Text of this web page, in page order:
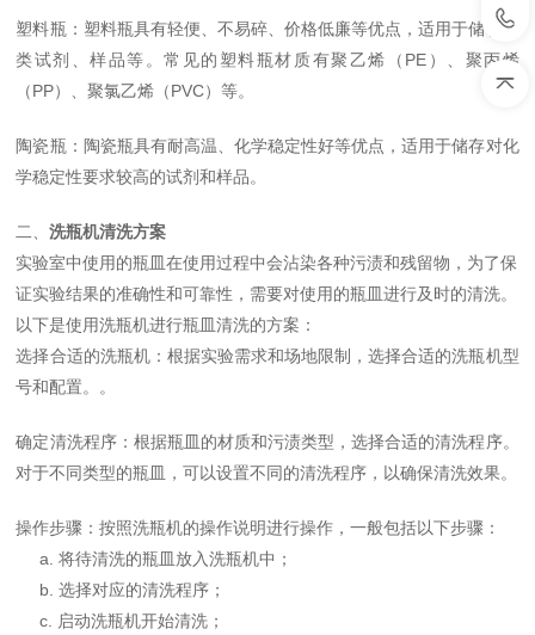
塑料瓶：塑料瓶具有轻便、不易碎、价格低廉等优点，适用于储存各
类试剂、样品等。常见的塑料瓶材质有聚乙烯（PE）、聚丙烯
（PP）、聚氯乙烯（PVC）等。
陶瓷瓶：陶瓷瓶具有耐高温、化学稳定性好等优点，适用于储存对化
学稳定性要求较高的试剂和样品。
二、洗瓶机清洗方案
实验室中使用的瓶皿在使用过程中会沾染各种污渍和残留物，为了保
证实验结果的准确性和可靠性，需要对使用的瓶皿进行及时的清洗。
以下是使用洗瓶机进行瓶皿清洗的方案：
选择合适的洗瓶机：根据实验需求和场地限制，选择合适的洗瓶机型
号和配置。。
确定清洗程序：根据瓶皿的材质和污渍类型，选择合适的清洗程序。
对于不同类型的瓶皿，可以设置不同的清洗程序，以确保清洗效果。
操作步骤：按照洗瓶机的操作说明进行操作，一般包括以下步骤：
a. 将待清洗的瓶皿放入洗瓶机中；
b. 选择对应的清洗程序；
c. 启动洗瓶机开始清洗；